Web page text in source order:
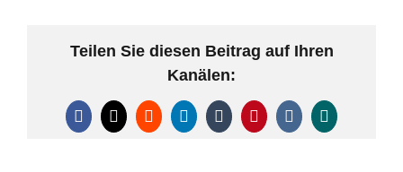
Teilen Sie diesen Beitrag auf Ihren
Kanälen:
Facebook
X RedditLinkedInTumblrPinterest
Vk Xing